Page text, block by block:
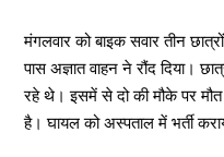
मंगलवार को बाइक सवार तीन
पास अज्ञात वाहन ने रौंद दिया।
रहे थे। इसमें से दो की मौके पर
है। घायल को अस्पताल में भर्ती